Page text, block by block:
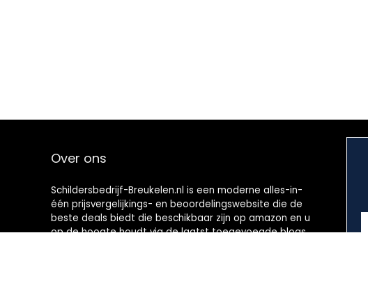
Over ons
Schildersbedrijf-Breukelen.nl is een moderne alles-in-
één prijsvergelijkings- en beoordelingswebsite die de
beste deals biedt die beschikbaar zijn op amazon en u
op de hoogte houdt via de laatst toegevoegde blogs.